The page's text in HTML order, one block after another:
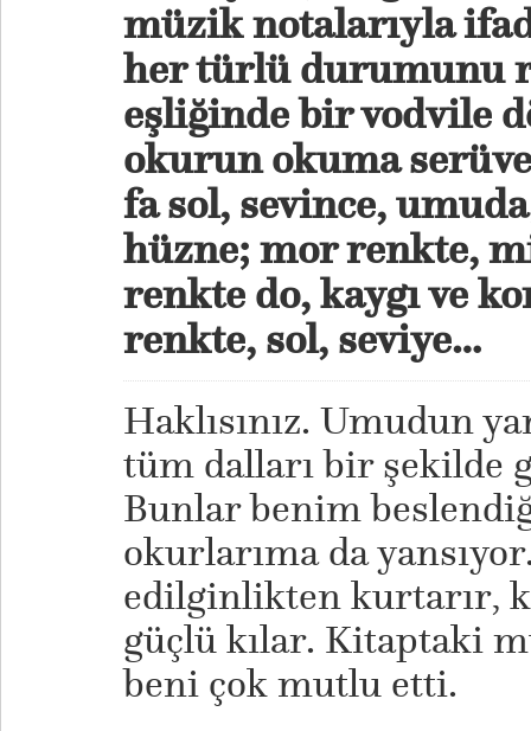
müzik notalarıyla
her türlü durumunu
eşliğinde bir vodvile
okurun okuma
fa sol, sevince,
hüzne; mor renkte,
renkte do, kaygı ve
renkte, sol, seviye…
Haklısınız. Umudun
tüm dalları bir şekilde
Bunlar benim
okurlarıma da
edilginlikten kurtarır,
güçlü kılar. Kitaptaki
beni çok mutlu etti.